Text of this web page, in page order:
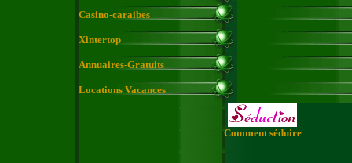
Casino-caraibes
Xintertop
Annuaires-Gratuits
Locations Vacances
Comment séduire